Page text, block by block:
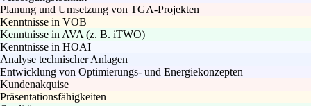
Planung und Umsetzung von TGA-Projekten
Kenntnisse in VOB
Kenntnisse in AVA (z. B. iTWO)
Kenntnisse in HOAI
Analyse technischer Anlagen
Entwicklung von Optimierungs- und Energiekonzepten
Kundenakquise
Präsentationsfähigkeiten